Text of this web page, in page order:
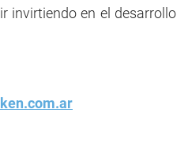
invirtiendo en el desarrollo